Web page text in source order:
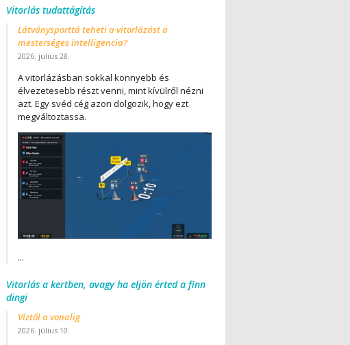
Vitorlás tudattágítás
Látványsporttá teheti a vitorlázást a
mesterséges intelligencia?
2026. július 28.
A vitorlázásban sokkal könnyebb és
élvezetesebb részt venni, mint kívülről nézni
azt. Egy svéd cég azon dolgozik, hogy ezt
megváltoztassa.
...
Vitorlás a kertben, avagy ha eljön érted a finn
dingi
Víztől a vonalig
2026. július 10.